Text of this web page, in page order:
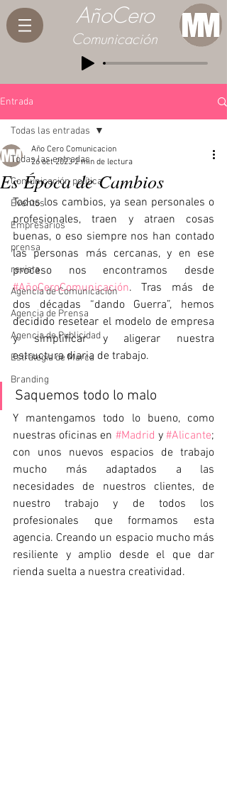
AñoCero
Comunicación
Entrada
Todas las entradas
Comunicación política
Eventos
Empresarios
prensa
revista
Agencia de Comunicación
Agencia de Prensa
Agencia de Publicidad
Estrategia de Marca
Branding
Todas las entradas
Es Época de Cambios
Año Cero Comunicacion
26 oct 2023 2 min de lectura
Todos los cambios, ya sean personales o
profesionales, traen y atraen cosas
buenas, o eso siempre nos han contado
las personas más cercanas, y en ese
#AñoCeroComunicación. Tras más de
dos décadas “dando Guerra”, hemos
decidido resetear el modelo de empresa
y simplificar y aligerar nuestra
estructura diaria de trabajo.
Saquemos todo lo malo
Y mantengamos todo lo bueno, como
nuestras oficinas en #Madrid y #Alicante;
con unos nuevos espacios de trabajo
mucho más adaptados a las
necesidades de nuestros clientes, de
nuestro trabajo y de todos los
profesionales que formamos esta
agencia. Creando un espacio mucho más
resiliente y amplio desde el que dar
rienda suelta a nuestra creatividad.